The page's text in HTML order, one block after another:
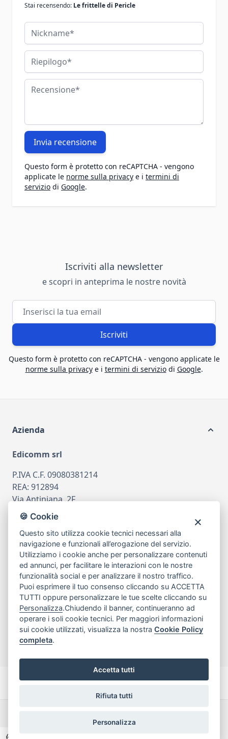
Stai recensendo: Le frittelle di Pericle
Nickname
Riepilogo
Recensione
Invia recensione
Questo form è protetto con reCAPTCHA - vengono
applicate le norme sulla privacy e i termini di
servizio di Google.
Iscriviti alla newsletter
e scopri in anteprima le nostre novità
Indirizzo email
Iscriviti
Questo form è protetto con reCAPTCHA - vengono applicate le
norme sulla privacye i termini di serviziodi Google.
Azienda
Edicomm srl
P.IVA C.F. 09080381214
REA: 912894
Via Antiniana, 2F
80078 Pozzuoli
tel081.7515380
emailinfo@edicomm.it
Assistenza Clienti
Chi siamo
My Account
Dichiarazione di accessibilità
Termini e Condizioni
🍪 Cookie
Questo sito utilizza cookie tecnici necessari alla
navigazione e funzionali all’erogazione del servizio.
Utilizziamo i cookie anche per personalizzare contenuti
ed annunci, per facilitare le interazioni con le nostre
funzionalità social e per analizzare il nostro traffico.
Puoi esprimere il tuo consenso cliccando su ACCETTA
TUTTI oppure personalizzare le tue scelte cliccando su
Personalizza.Chiudendo il banner, continueranno ad
operare i soli cookie tecnici. Per maggiori informazioni
sui cookie utilizzati, visualizza la nostraCookie Policy
completa.
Accetta tutti
Rifiuta tutti
Personalizza